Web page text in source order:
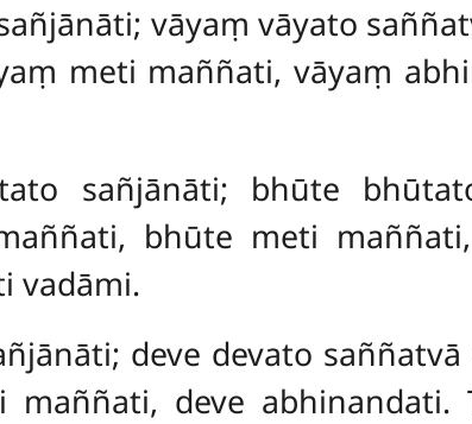
sañjānāti; vāyaṃ vāyato
meti maññati, vāyaṃ
sañjānāti; bhūte
bhūte meti
vadāmi.
deve devato
deve abhinandati.